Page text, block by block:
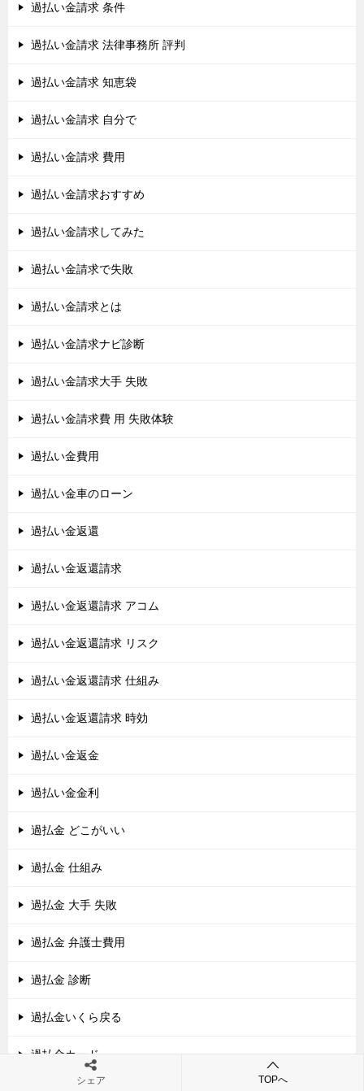
過払い金請求 条件
過払い金請求 法律事務所 評判
過払い金請求 知恵袋
過払い金請求 自分で
過払い金請求 費用
過払い金請求おすすめ
過払い金請求してみた
過払い金請求で失敗
過払い金請求とは
過払い金請求ナビ診断
過払い金請求大手 失敗
過払い金請求費 用 失敗体験
過払い金費用
過払い金車のローン
過払い金返還
過払い金返還請求
過払い金返還請求 アコム
過払い金返還請求 リスク
過払い金返還請求 仕組み
過払い金返還請求 時効
過払い金返金
過払い金金利
過払金 どこがいい
過払金 仕組み
過払金 大手 失敗
過払金 弁護士費用
過払金 診断
過払金いくら戻る
過払金カード
シェア TOPへ